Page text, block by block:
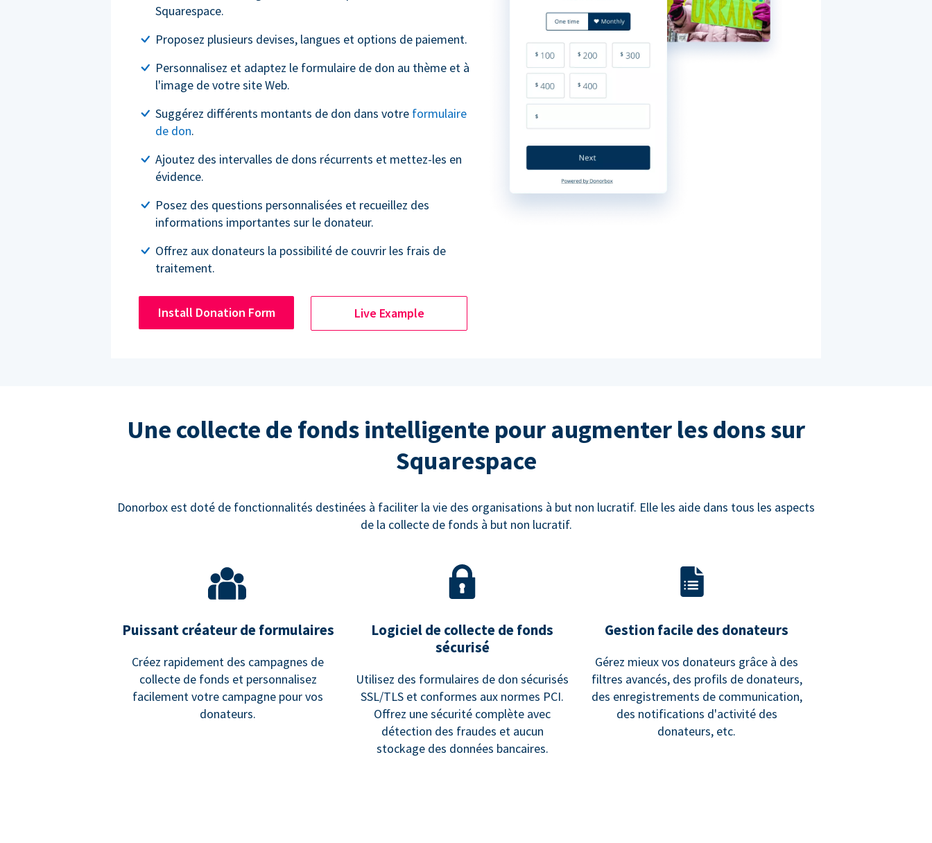
Squarespace.
Proposez plusieurs devises, langues et options de paiement.
Personnalisez et adaptez le formulaire de don au thème et à
l'image de votre site Web.
Suggérez différents montants de don dans votre formulaire
de don.
Ajoutez des intervalles de dons récurrents et mettez-les en
évidence.
Posez des questions personnalisées et recueillez des
informations importantes sur le donateur.
Offrez aux donateurs la possibilité de couvrir les frais de
traitement.
Install Donation Form Live Example
Une collecte de fonds intelligente pour augmenter les dons sur
Squarespace
Donorbox est doté de fonctionnalités destinées à faciliter la vie des organisations à but non lucratif. Elle les aide dans tous les aspects
de la collecte de fonds à but non lucratif.
Puissant créateur de formulaires
Créez rapidement des campagnes de
collecte de fonds et personnalisez
facilement votre campagne pour vos
donateurs.
Logiciel de collecte de fonds
sécurisé
Utilisez des formulaires de don sécurisés
SSL/TLS et conformes aux normes PCI.
Offrez une sécurité complète avec
détection des fraudes et aucun
stockage des données bancaires.
Gestion facile des donateurs
Gérez mieux vos donateurs grâce à des
filtres avancés, des profils de donateurs,
des enregistrements de communication,
des notifications d'activité des
donateurs, etc.